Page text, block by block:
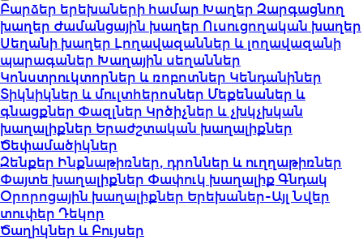
Բարձեր երեխաների համար Խաղեր Զարգացնող
խաղեր Ժամանցային խաղեր Ուսուցողական խաղեր
Սեղանի խաղեր Լողավազաններ և լողավազանի
պարագաներ Խաղային սեղաններ
Կոնստրուկտորներ և ռոբոտներ Կենդանիներ
Տիկնիկներ և մուլտհերոսներ Մեքենաներ և
գնացքներ Փազլներ Կրծիչներ և չխկչխկան
խաղալիքներ Երաժշտական խաղալիքներ
Ծեփամածիկներ
Զենքեր Ինքնաթիռներ, դրոններ և ուղղաթիռներ
Փայտե խաղալիքներ Փափուկ խաղալիքԳնդակ
Օրորոցային խաղալիքներ Երեխաներ-ԱյլՆվեր
տուփեր Դեկոր
Ծաղիկներ և Բույսեր